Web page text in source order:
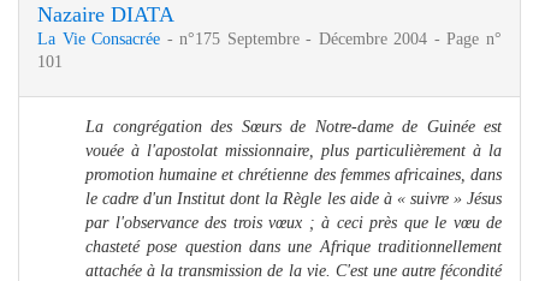
Nazaire DIATA
La Vie Consacrée - n°175 Septembre - Décembre 2004 - Page n°
101
La congrégation des Sœurs de Notre-dame de Guinée est
vouée à l'apostolat missionnaire, plus particulièrement à la
promotion humaine et chrétienne des femmes africaines, dans
le cadre d'un Institut dont la Règle les aide à « suivre » Jésus
par l'observance des trois vœux ; à ceci près que le vœu de
chasteté pose question dans une Afrique traditionnellement
attachée à la transmission de la vie. C'est une autre fécondité